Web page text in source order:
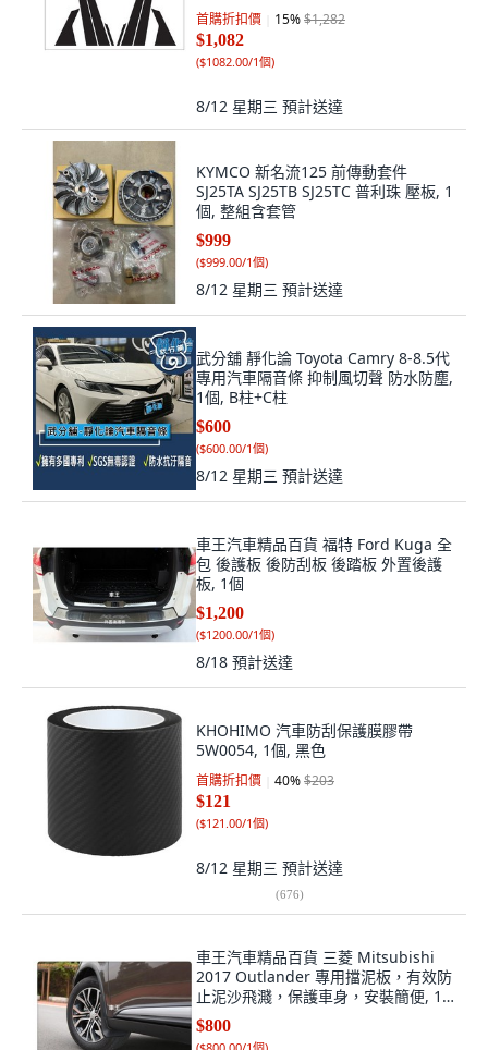
首購折扣價 15%$1,282
$1,082
($1082.00/1個)
8/12 星期三 預計送達
KYMCO 新名流125 前傳動套件
SJ25TA SJ25TB SJ25TC 普利珠 壓板, 1
個, 整組含套管
$999
($999.00/1個)
8/12 星期三 預計送達
武分舖 靜化論 Toyota Camry 8-8.5代
專用汽車隔音條 抑制風切聲 防水防塵,
1個, B柱+C柱
$600
($600.00/1個)
8/12 星期三 預計送達
車王汽車精品百貨 福特 Ford Kuga 全
包 後護板 後防刮板 後踏板 外置後護
板, 1個
$1,200
($1200.00/1個)
8/18 預計送達
KHOHIMO 汽車防刮保護膜膠帶
5W0054, 1個, 黑色
首購折扣價 40%$203
$121
($121.00/1個)
8/12 星期三 預計送達
(676)
車王汽車精品百貨 三菱 Mitsubishi
2017 Outlander 專用擋泥板，有效防
止泥沙飛濺，保護車身，安裝簡便, 1
個
$800